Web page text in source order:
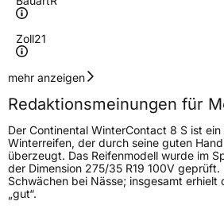
Zoll21
Geschwindigkeitsindex
Höchstgeschwindigkeit
240 km/h
Lastindex105
Höchstlast925 kg
Gewicht (in kg)
mehr anzeigen
Redaktionsmeinungen für
Der Continental WinterContact 8 S ist
Winterreifen, der durch seine guten
überzeugt. Das Reifenmodell wurde im
der Dimension 275/35 R19 100V
Schwächen bei Nässe; insgesamt erhielt
„gut“.